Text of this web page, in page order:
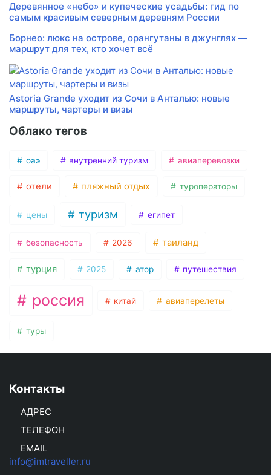
Деревянное «небо» и купеческие усадьбы: гид по
самым красивым северным деревням России
Борнео: люкс на острове, орангутаны в джунглях —
маршрут для тех, кто хочет всё
Astoria Grande уходит из Сочи в Анталью: новые
маршруты, чартеры и визы
Облако тегов
оаэ внутренний туризм авиаперевозки
отели пляжный отдых туроператоры
цены туризм египет
безопасность 2026 таиланд
турция 2025 атор путешествия
россия китай авиаперелеты
туры
Контакты
АДРЕС
ТЕЛЕФОН
EMAIL
info@imtraveller.ru